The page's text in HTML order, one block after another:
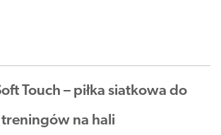
Touch – piłka siatkowa do
na hali